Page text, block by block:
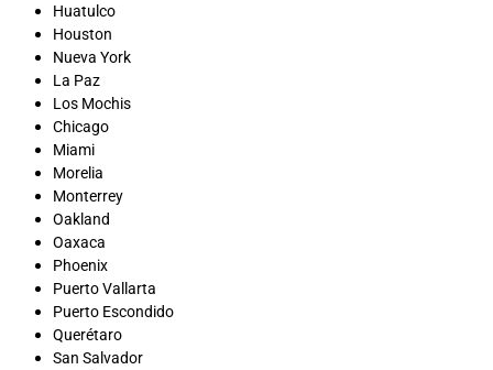
Huatulco
Houston
Nueva York
La Paz
Los Mochis
Chicago
Miami
Morelia
Monterrey
Oakland
Oaxaca
Phoenix
Puerto Vallarta
Puerto Escondido
Querétaro
San Salvador